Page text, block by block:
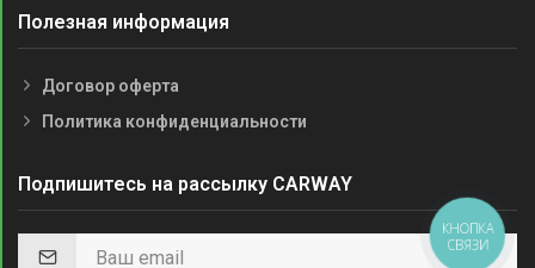
Полезная информация
Договор оферта
Политика конфиденциальности
Подпишитесь на рассылку CARWAY
КНОПКА
СВЯЗИ